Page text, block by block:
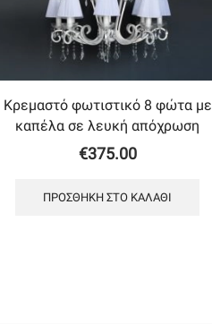
Κρεμαστό φωτιστικό 8 φώτα με
καπέλα σε λευκή απόχρωση
€375.00
ΠΡΟΣΘΉΚΗ ΣΤΟ ΚΑΛΆΘΙ